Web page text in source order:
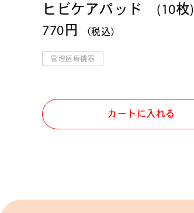
ヒビケアパッド (10枚)
770円
（税込）
管理医療機器
カートに入れる